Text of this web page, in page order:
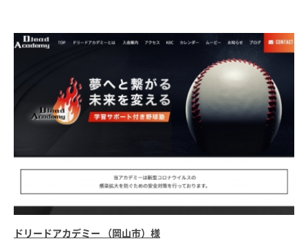
ドリードアカデミー （岡山市）様